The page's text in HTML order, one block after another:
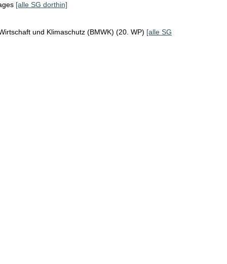
[alle SG dorthin]
und Klimaschutz (BMWK) (20. WP) [alle SG